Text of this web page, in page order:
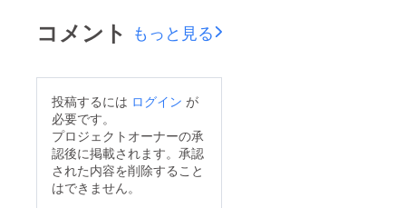
コメント もっと見る
投稿するには ログイン が
必要です。
プロジェクトオーナーの承
認後に掲載されます。承認
された内容を削除すること
はできません。